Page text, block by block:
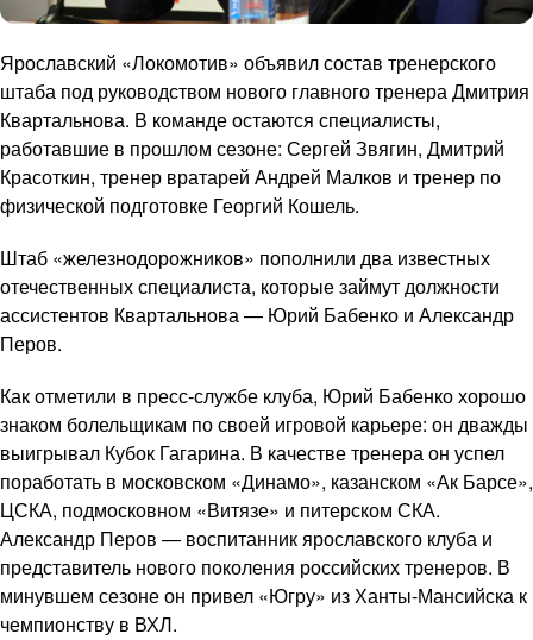
Ярославский «Локомотив» объявил состав тренерского
штаба под руководством нового главного тренера Дмитрия
Квартальнова. В команде остаются специалисты,
работавшие в прошлом сезоне: Сергей Звягин, Дмитрий
Красоткин, тренер вратарей Андрей Малков и тренер по
физической подготовке Георгий Кошель.
Штаб «железнодорожников» пополнили два известных
отечественных специалиста, которые займут должности
ассистентов Квартальнова — Юрий Бабенко и Александр
Перов.
Как отметили в пресс-службе клуба, Юрий Бабенко хорошо
знаком болельщикам по своей игровой карьере: он дважды
выигрывал Кубок Гагарина. В качестве тренера он успел
поработать в московском «Динамо», казанском «Ак Барсе»,
ЦСКА, подмосковном «Витязе» и питерском СКА.
Александр Перов — воспитанник ярославского клуба и
представитель нового поколения российских тренеров. В
минувшем сезоне он привел «Югру» из Ханты-Мансийска к
чемпионству в ВХЛ.